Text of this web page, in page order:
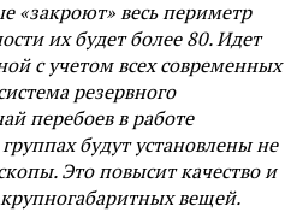
«закроют» весь периметр
их будет более 80. Идет
с учетом всех современных
резервного
перебоев в работе
будут установлены не
Это повысит качество и
вещей.